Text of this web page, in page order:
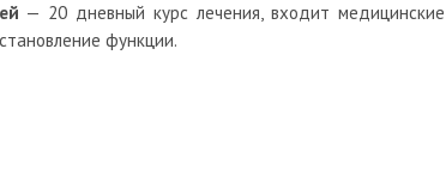
— 20 дневный курс лечения, входит медицинские
функции.